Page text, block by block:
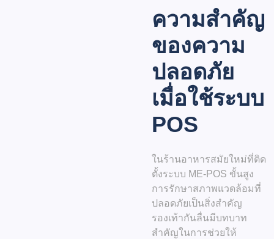
ความสำคัญ
ของความ
ปลอดภัย
เมื่อใช้ระบบ
POS
ในร้านอาหารสมัยใหม่ที่ติด
ตั้งระบบ ME-POS ขั้นสูง
การรักษาสภาพแวดล้อมที่
ปลอดภัยเป็นสิ่งสำคัญ
รองเท้ากันลื่นมีบทบาท
สำคัญในการช่วยให้